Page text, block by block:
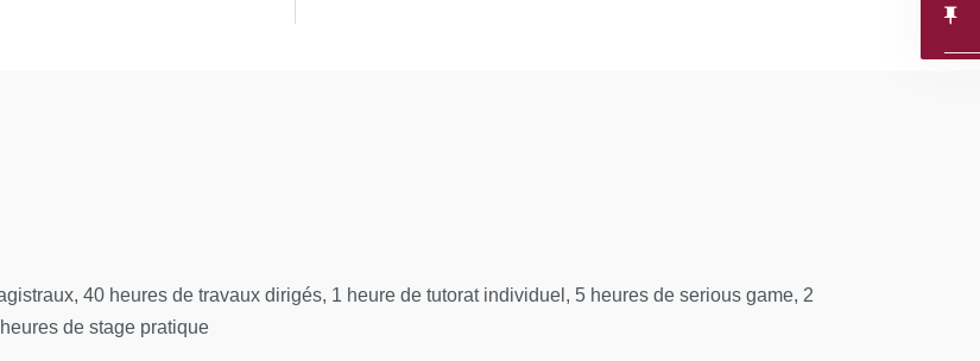
40 heures de travaux dirigés, 1 heure de tutorat individuel, 5 heures de serious game, 2
de stage pratique